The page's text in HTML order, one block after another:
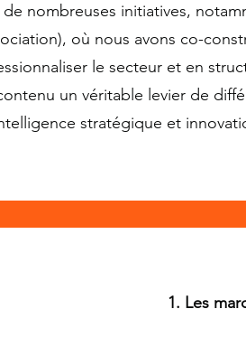
nombreuses initiatives,
où nous avons co-
le secteur et en
un véritable levier de
stratégique et
1. Les